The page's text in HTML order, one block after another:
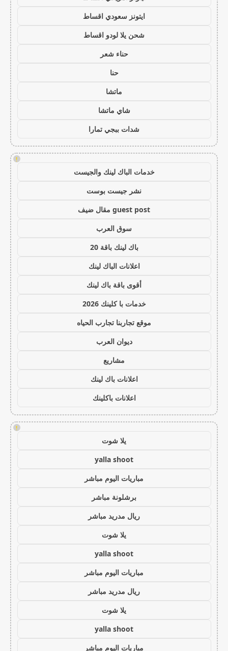
ايتونز سعودي اقساط
شحن يلا لودو اقساط
حناء شعر
حنا
ماتشا
شاي ماتشا
شدات ببجي تمارا
!
خدمات الباك لينك والجيست
نشر جيست بوست
guest post مقال ضيف
سوق العرب
باك لينك باقة 20
اعلانات الباك لينك
أقوى باقة باك لينك
خدمات با كلينك 2026
موقع تجاربنا تجارب الحياه
ديوان العرب
مشاريع
اعلانات باك لينك
اعلانات باكلينك
!
يلا شوت
yalla shoot
مباريات اليوم مباشر
برشلونة مباشر
ريال مدريد مباشر
يلا شوت
yalla shoot
مباريات اليوم مباشر
ريال مدريد مباشر
يلا شوت
yalla shoot
مباريات اليوم مباشر